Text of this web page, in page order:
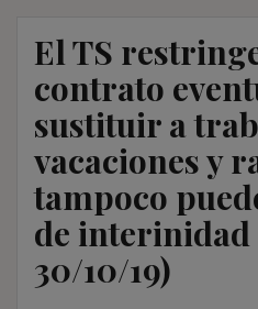
El TS
contrato
sustituir a
vacaciones y
tampoco
de interinidad
30/10/19)